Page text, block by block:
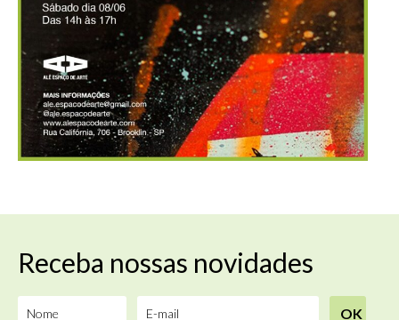
Receba nossas novidades